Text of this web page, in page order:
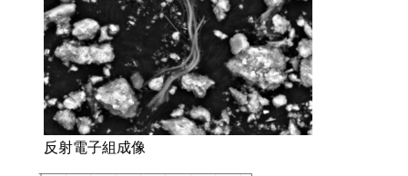
反射電子組成像